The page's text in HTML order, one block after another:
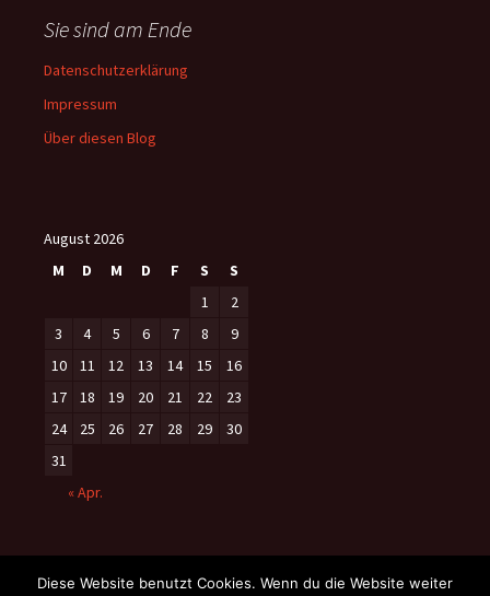
Sie sind am Ende
Datenschutzerklärung
Impressum
Über diesen Blog
August 2026
M
D M D F S
S
1
2
3
4 5 6 7 8
9
10
11 12 13 14 15
16
17
18 19 20 21 22
23
24
25 26 27 28 29
30
31
« Apr.
Diese Website benutzt Cookies. Wenn du die Website weiter